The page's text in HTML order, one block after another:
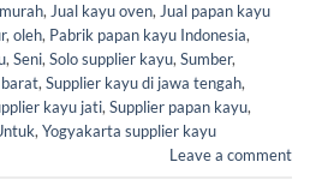
,Jual kayu oven,Jual papan kayu
,oleh, Pabrik papan kayu Indonesia,
,Seni,Solo supplier kayu,Sumber,
,Supplier kayu di jawa tengah,
kayu jati,Supplier papan kayu,
,Yogyakarta supplier kayu
Leave a comment